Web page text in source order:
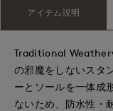
アイテム説明
Traditional
の邪魔をしないスタ
ーとソールを一体成
ないため、防水性・